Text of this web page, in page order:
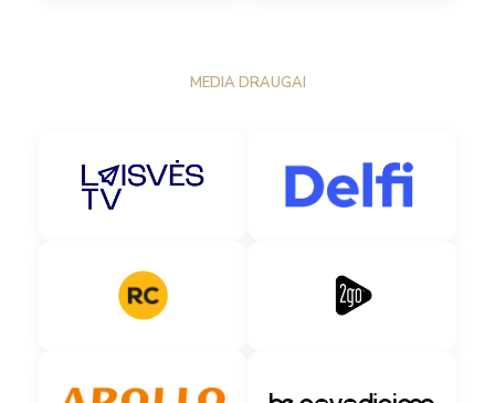
MEDIA DRAUGAI